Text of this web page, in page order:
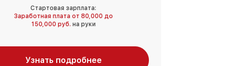
Стартовая зарплата:
Заработная плата от 80,000 до
150,000 руб. на руки
Узнать подробнее